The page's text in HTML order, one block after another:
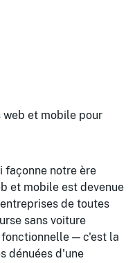
façonne notre ère
et mobile est devenue
de toutes
sans voiture
— c'est la
dénuées d'une